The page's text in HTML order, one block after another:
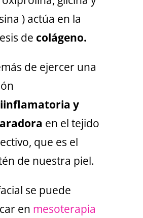
) actúa en la
de colágeno.
de ejercer una
y
en el tejido
que es el
de nuestra piel.
se puede
en mesoterapia